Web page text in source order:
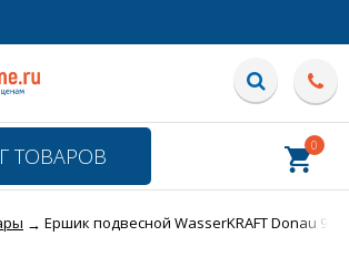
ТОВАРОВ 0
→ Ершик подвесной WasserKRAFT Donau